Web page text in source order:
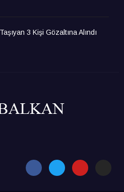
3 Kişi Gözaltına Alındı